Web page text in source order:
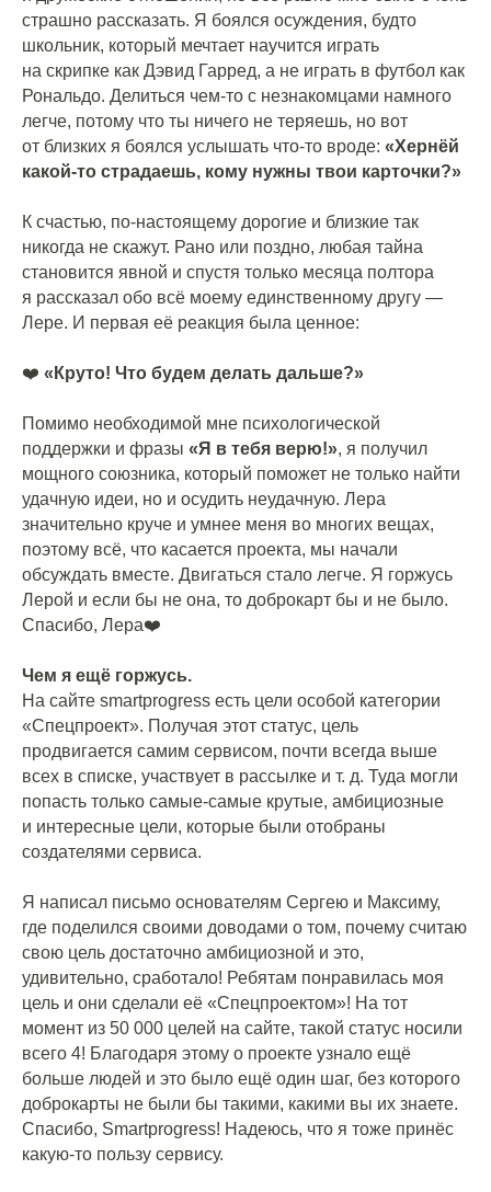
страшно рассказать. Я боялся осуждения, будто
школьник, который мечтает научится играть
на скрипке как Дэвид Гарред, а не играть в футбол как
Рональдо. Делиться чем-то с незнакомцами намного
легче, потому что ты ничего не теряешь, но вот
от близких я боялся услышать что-то вроде: «Хернёй
какой-то страдаешь, кому нужны твои карточки?»
К счастью, по-настоящему дорогие и близкие так
никогда не скажут. Рано или поздно, любая тайна
становится явной и спустя только месяца полтора
я рассказал обо всё моему единственному другу —
Лере. И первая её реакция была ценное:
❤️ «Круто! Что будем делать дальше?»
Помимо необходимой мне психологической
поддержки и фразы «Я в тебя верю!», я получил
мощного союзника, который поможет не только найти
удачную идеи, но и осудить неудачную. Лера
значительно круче и умнее меня во многих вещах,
поэтому всё, что касается проекта, мы начали
обсуждать вместе. Двигаться стало легче. Я горжусь
Лерой и если бы не она, то доброкарт бы и не было.
Спасибо, Лера❤️
Чем я ещё горжусь.
На сайте smartprogress есть цели особой категории
«Спецпроект». Получая этот статус, цель
продвигается самим сервисом, почти всегда выше
всех в списке, участвует в рассылке и т. д. Туда могли
попасть только самые-самые крутые, амбициозные
и интересные цели, которые были отобраны
создателями сервиса.
Я написал письмо основателям Сергею и Максиму,
где поделился своими доводами о том, почему считаю
свою цель достаточно амбициозной и это,
удивительно, сработало! Ребятам понравилась моя
цель и они сделали её «Спецпроектом»! На тот
момент из 50 000 целей на сайте, такой статус носили
всего 4! Благодаря этому о проекте узнало ещё
больше людей и это было ещё один шаг, без которого
доброкарты не были бы такими, какими вы их знаете.
Спасибо, Smartprogress! Надеюсь, что я тоже принёс
какую-то пользу сервису.